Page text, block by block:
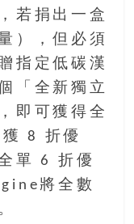
若捐出一盒
），但必須
指定低碳漢
「全新獨立
即可獲得全
8 折優
單 6 折優
將全數